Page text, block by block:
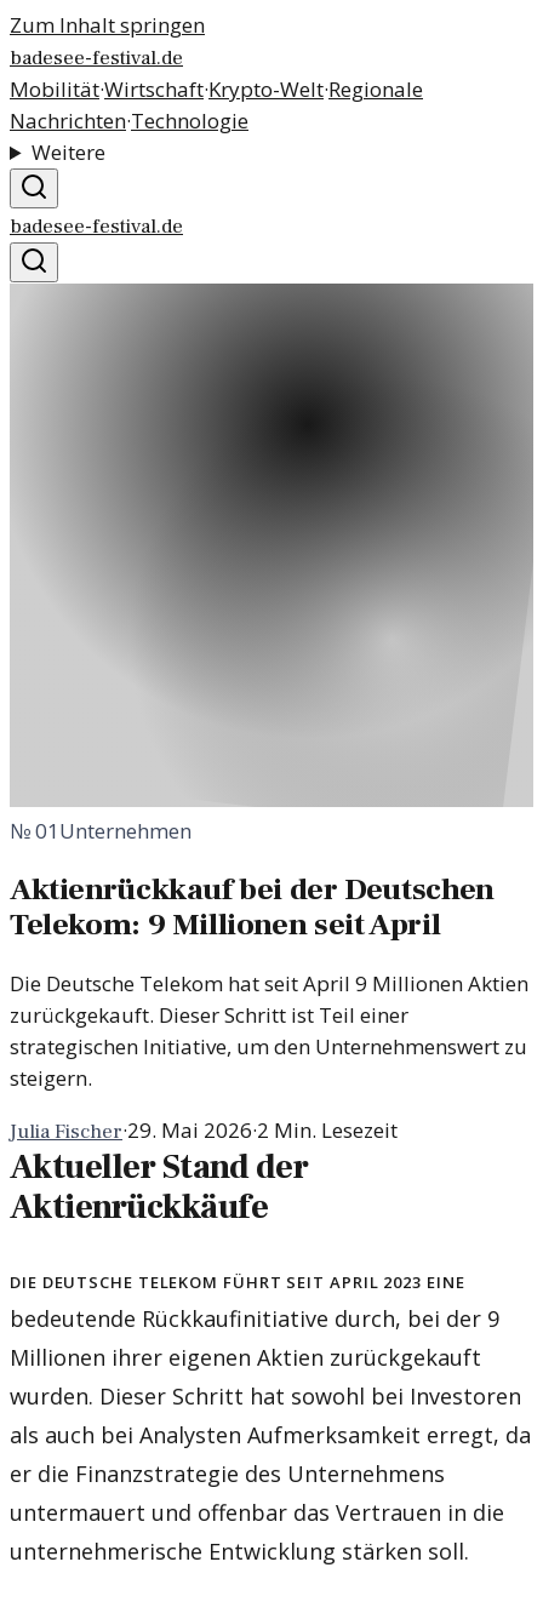
Zum Inhalt springen
badesee-festival.de
Mobilität·Wirtschaft·Krypto-Welt·Regionale
Nachrichten·Technologie
Weitere
badesee-festival.de
№01Unternehmen
Aktienrückkauf bei der Deutschen
Telekom: 9 Millionen seit April
Die Deutsche Telekom hat seit April 9 Millionen Aktien
zurückgekauft. Dieser Schritt ist Teil einer
strategischen Initiative, um den Unternehmenswert zu
steigern.
Julia Fischer·29. Mai 2026·2 Min. Lesezeit
Aktueller Stand der
Aktienrückkäufe
Die Deutsche Telekom führt seit April 2023 eine
bedeutende Rückkaufinitiative durch, bei der 9
Millionen ihrer eigenen Aktien zurückgekauft
wurden. Dieser Schritt hat sowohl bei Investoren
als auch bei Analysten Aufmerksamkeit erregt, da
er die Finanzstrategie des Unternehmens
untermauert und offenbar das Vertrauen in die
unternehmerische Entwicklung stärken soll.